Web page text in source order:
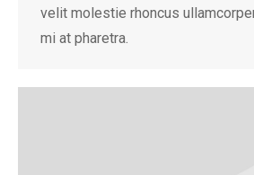
velit molestie rhoncus
mi at pharetra.